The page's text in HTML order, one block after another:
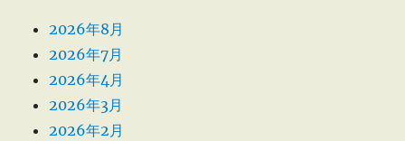
2026年8月
2026年7月
2026年4月
2026年3月
2026年2月